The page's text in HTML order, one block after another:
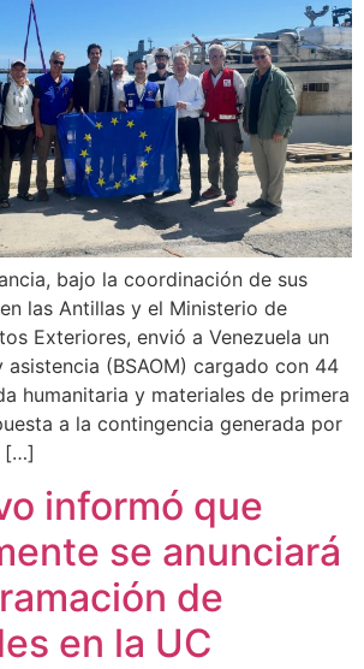
bajo la coordinación de sus
las Antillas y el Ministerio de
Exteriores, envió a Venezuela un
(BSAOM) cargado con 44
humanitaria y materiales de primera
a la contingencia generada por
[…]
informó que
se anunciará
de
en la UC